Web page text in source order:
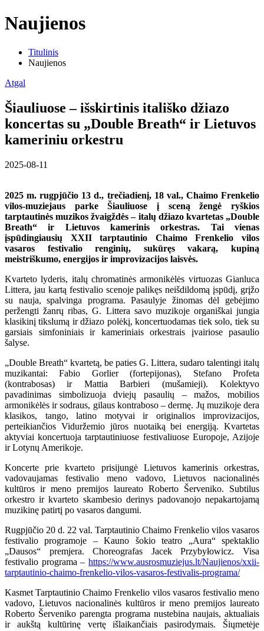
Naujienos
Titulinis
Naujienos
Atgal
Šiauliuose – išskirtinis itališko džiazo
koncertas su „Double Breath“ ir Lietuvos
kameriniu orkestru
2025-08-11
2025 m. rugpjūčio 13 d., trečiadienį, 18 val., Chaimo Frenkelio
vilos-muziejaus parke Šiauliuose į sceną žengė ryškios
tarptautinės muzikos žvaigždės – italų džiazo kvartetas „Double
Breath“ ir Lietuvos kamerinis orkestras. Tai vienas
įspūdingiausių XXII tarptautinio Chaimo Frenkelio vilos
vasaros festivalio renginių, sukūręs vakarą, kupiną
meistriškumo, energijos ir improvizacijos laisvės.
Kvarteto lyderis, italų chromatinės armonikėlės virtuozas Gianluca
Littera, jau kartą festivalio scenoje palikęs neišdildomą įspūdį, grįžo
su nauja, spalvinga programa. Pasaulyje žinomas dėl gebėjimo
peržengti žanrų ribas, G. Littera savo muzikoje organiškai jungia
klasikinį tikslumą ir džiazo polėkį, koncertuodamas tiek solo, tiek su
garsiais simfoniniais ir kameriniais orkestrais įvairiose pasaulio
šalyse.
„Double Breath“ kvartetą, be paties G. Littera, sudaro talentingi italų
muzikantai: Fabio Gorlier (fortepijonas), Stefano Profeta
(kontrabosas) ir Mattia Barbieri (mušamieji). Kolektyvo
pavadinimas simbolizuoja dviejų pasaulių – mažos, mobilios
armonikėlės ir sodraus, gilaus kontraboso – dermę. Jų muzikoje dera
klasikos, tango, latino motyvai ir originalios improvizacijos,
perteikiančios Viduržemio jūros nuotaiką bei energiją. Kvartetas
aktyviai koncertuoja tarptautiniuose festivaliuose Europoje, Azijoje
ir Lotynų Amerikoje.
Koncerte prie kvarteto prisijungė Lietuvos kamerinis orkestras,
vadovaujamas festivalio meno vadovo, Lietuvos nacionalinės
kultūros ir meno premijos laureato Roberto Šerveniko. Subtilus
orkestro ir kvarteto skambesio derinys padovanojo nepakartojamą
muzikinę patirtį po vasaros dangumi.
Rugpjūčio 20 d. 22 val. Tarptautinio Chaimo Frenkelio vilos vasaros
festivalio programoje – Kauno šokio teatro „Aura“ spektaklio
„Dausos“ premjera. Choreografas Jacek Przybyłowicz. Visa
festivalio programa – https://www.ausrosmuziejus.lt/Naujienos/xxii-
tarptautinio-chaimo-frenkelio-vilos-vasaros-festivalis-programa/
Kasmet Tarptautinio Chaimo Frenkelio vilos vasaros festivalio meno
vadovo, Lietuvos nacionalinės kultūros ir meno premijos laureato
Roberto Šerveniko parengta programa nustebina naujais, aktualiais
ir aukštą kultūrinę vertę išlaikančiais pasirodymais. Šiųmetėje